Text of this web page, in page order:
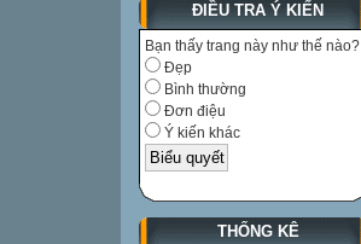
ĐIỀU TRA Ý KIẾN
Bạn thấy trang này như thế nào?
Đẹp
Bình thường
Đơn điệu
Ý kiến khác
THỐNG KÊ